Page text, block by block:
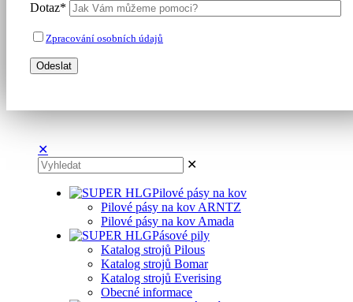
Dotaz*
Zpracování osobních údajů
✕
✕
Pilové pásy na kov
Pilové pásy na kov ARNTZ
Pilové pásy na kov Amada
Pásové pily
Katalog strojů Pilous
Katalog strojů Bomar
Katalog strojů Everising
Obecné informace